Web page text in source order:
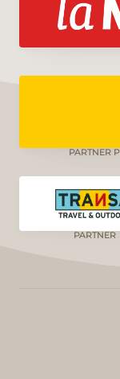
PARTNER
PARTNER